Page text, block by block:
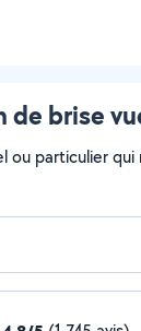
de brise
ou particulier